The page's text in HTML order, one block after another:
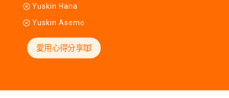
Yuskin Hana
Yuskin Asemo
愛用心得分享